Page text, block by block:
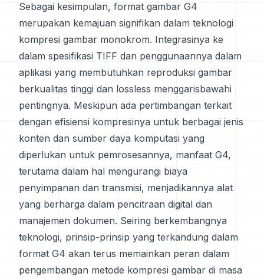
Sebagai kesimpulan, format gambar G4
merupakan kemajuan signifikan dalam teknologi
kompresi gambar monokrom. Integrasinya ke
dalam spesifikasi TIFF dan penggunaannya dalam
aplikasi yang membutuhkan reproduksi gambar
berkualitas tinggi dan lossless menggarisbawahi
pentingnya. Meskipun ada pertimbangan terkait
dengan efisiensi kompresinya untuk berbagai jenis
konten dan sumber daya komputasi yang
diperlukan untuk pemrosesannya, manfaat G4,
terutama dalam hal mengurangi biaya
penyimpanan dan transmisi, menjadikannya alat
yang berharga dalam pencitraan digital dan
manajemen dokumen. Seiring berkembangnya
teknologi, prinsip-prinsip yang terkandung dalam
format G4 akan terus memainkan peran dalam
pengembangan metode kompresi gambar di masa